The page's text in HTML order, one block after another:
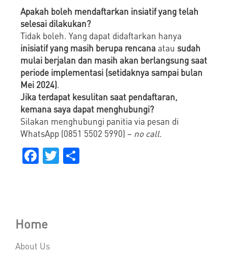
Apakah boleh mendaftarkan insiatif yang telah
selesai dilakukan?
Tidak boleh. Yang dapat didaftarkan hanya
inisiatif yang masih berupa rencana atau sudah
mulai berjalan dan masih akan berlangsung saat
periode implementasi (setidaknya sampai bulan
Mei 2024).
Jika terdapat kesulitan saat pendaftaran,
kemana saya dapat menghubungi?
Silakan menghubungi panitia via pesan di
WhatsApp (0851 5502 5990) – no call.
Facebook
Twitter
Home
About Us